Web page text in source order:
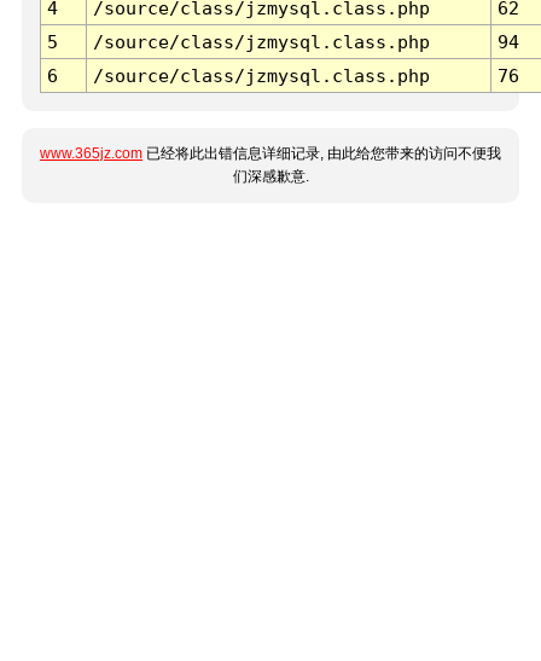
4
/source/class/jzmysql.class.php
62
5
/source/class/jzmysql.class.php
94
6
/source/class/jzmysql.class.php 76
www.365jz.com 已经将此出错信息详细记录, 由此给您带来的访问不便我
们深感歉意.